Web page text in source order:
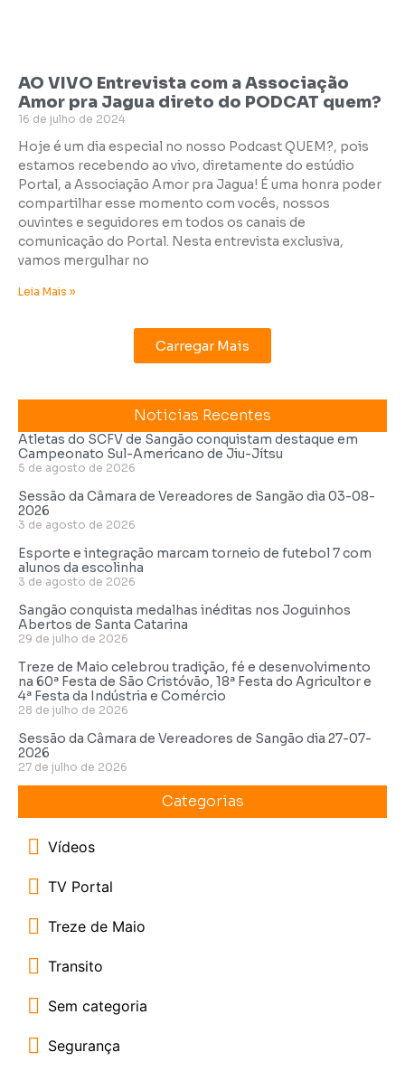
AO VIVO Entrevista com a Associação
Amor pra Jagua direto do PODCAT quem?
16 de julho de 2024
Hoje é um dia especial no nosso Podcast QUEM?, pois
estamos recebendo ao vivo, diretamente do estúdio
Portal, a Associação Amor pra Jagua! É uma honra poder
compartilhar esse momento com vocês, nossos
ouvintes e seguidores em todos os canais de
comunicação do Portal. Nesta entrevista exclusiva,
vamos mergulhar no
Leia Mais »
Carregar Mais
Noticias Recentes
Atletas do SCFV de Sangão conquistam destaque em
Campeonato Sul-Americano de Jiu-Jítsu
5 de agosto de 2026
Sessão da Câmara de Vereadores de Sangão dia 03-08-
2026
3 de agosto de 2026
Esporte e integração marcam torneio de futebol 7 com
alunos da escolinha
3 de agosto de 2026
Sangão conquista medalhas inéditas nos Joguinhos
Abertos de Santa Catarina
29 de julho de 2026
Treze de Maio celebrou tradição, fé e desenvolvimento
na 60ª Festa de São Cristóvão, 18ª Festa do Agricultor e
4ª Festa da Indústria e Comércio
28 de julho de 2026
Sessão da Câmara de Vereadores de Sangão dia 27-07-
2026
27 de julho de 2026
Categorias
Vídeos
TV Portal
Treze de Maio
Transito
Sem categoria
Segurança